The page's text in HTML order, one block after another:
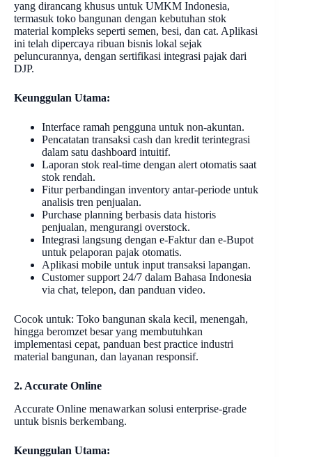
yang dirancang khusus untuk UMKM Indonesia,
termasuk toko bangunan dengan kebutuhan stok
material kompleks seperti semen, besi, dan cat. Aplikasi
ini telah dipercaya ribuan bisnis lokal sejak
peluncurannya, dengan sertifikasi integrasi pajak dari
DJP.
Keunggulan Utama:
Interface ramah pengguna untuk non-akuntan.
Pencatatan transaksi cash dan kredit terintegrasi
dalam satu dashboard intuitif.
Laporan stok real-time dengan alert otomatis saat
stok rendah.
Fitur perbandingan inventory antar-periode untuk
analisis tren penjualan.
Purchase planning berbasis data historis
penjualan, mengurangi overstock.
Integrasi langsung dengan e-Faktur dan e-Bupot
untuk pelaporan pajak otomatis.
Aplikasi mobile untuk input transaksi lapangan.
Customer support 24/7 dalam Bahasa Indonesia
via chat, telepon, dan panduan video.
Cocok untuk: Toko bangunan skala kecil, menengah,
hingga beromzet besar yang membutuhkan
implementasi cepat, panduan best practice industri
material bangunan, dan layanan responsif.
2. Accurate Online
Accurate Online menawarkan solusi enterprise-grade
untuk bisnis berkembang.
Keunggulan Utama: